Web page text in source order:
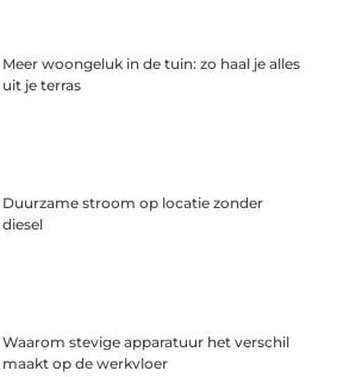
Meer woongeluk in de tuin: zo haal je alles
uit je terras
Duurzame stroom op locatie zonder
diesel
Waarom stevige apparatuur het verschil
maakt op de werkvloer